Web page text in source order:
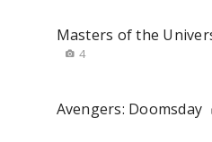
Masters of the
4
Avengers: Doomsday